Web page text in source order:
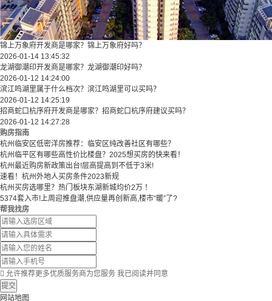
锦上万象府开发商是哪家？锦上万象府好吗？
2026-01-14 13:45:32
龙湖御潮印开发商是哪家？龙湖御潮印好吗？
2026-01-12 14:24:00
滨江鸣湖里属于什么档次？滨江鸣湖里可以买吗？
2026-01-12 14:25:19
招商蛇口杭序府开发商是哪家？招商蛇口杭序府建议买吗？
2026-01-12 14:27:28
购房指南
杭州临安区低密洋房推荐：临安区纯改善社区有哪些？
​​杭州临平区有哪些高性价比楼盘？2025想买房的快来看！​
杭州最近购房新政策出台!层高提高到不低于3米!
速看！杭州外地人买房条件2023新规
杭州买房选哪里？热门板块东湖新城均价2万 ！
5374套入市!上周迎推盘潮,供应量再创新高,楼市“暖”了?
帮我找房
 允许推荐更多优质服务商为您服务 我已阅读并同意
提交
网站地图